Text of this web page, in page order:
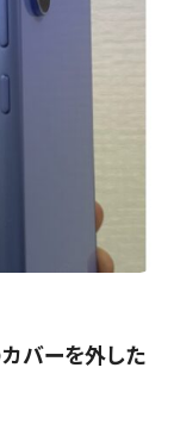
バーを外した